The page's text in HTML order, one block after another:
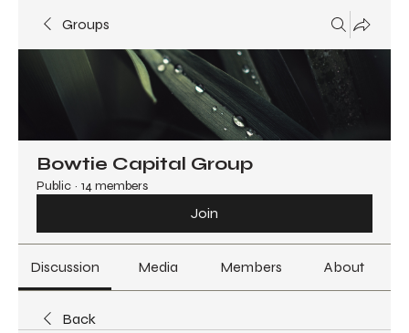
Groups
Bowtie Capital Group
Public · 14 members
Join
Discussion Media Members About
Back